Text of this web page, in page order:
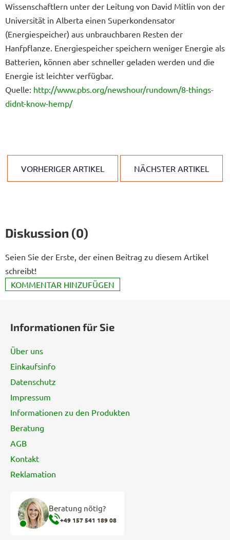
Wissenschaftlern unter der Leitung von David Mitlin von der
Universität in Alberta einen Superkondensator
(Energiespeicher) aus unbrauchbaren Resten der
Hanfpflanze. Energiespeicher speichern weniger Energie als
Batterien, können aber schneller geladen werden und die
Energie ist leichter verfügbar.
Quelle: http://www.pbs.org/newshour/rundown/8-things-
didnt-know-hemp/
VORHERIGER ARTIKEL NÄCHSTER ARTIKEL
Diskussion (0)
Seien Sie der Erste, der einen Beitrag zu diesem Artikel
schreibt!
KOMMENTAR HINZUFÜGEN
Informationen für Sie
Über uns
Einkaufsinfo
Datenschutz
Impressum
Informationen zu den Produkten
Beratung
AGB
Kontakt
Reklamation
Beratung nötig?
+49 157 541 189 08